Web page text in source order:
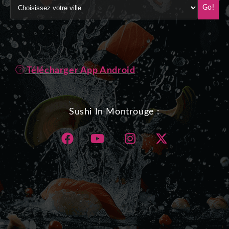
Go!
Télécharger App Android
Sushi In Montrouge :